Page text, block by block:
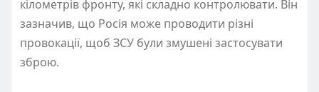
кілометрів фронту, які складно контролювати. Він
зазначив, що Росія може проводити різні
провокації, щоб ЗСУ були змушені застосувати
зброю.